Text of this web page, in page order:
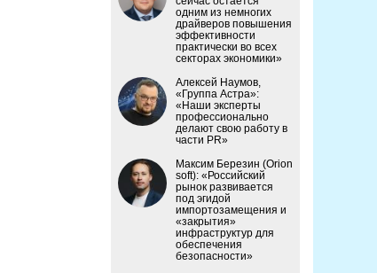
одним из немногих
драйверов повышения
эффективности
практически во всех
секторах экономики»
Алексей Наумов,
«Группа Астра»:
«Наши эксперты
профессионально
делают свою работу в
части PR»
Максим Березин (Orion
soft): «Российский
рынок развивается
под эгидой
импортозамещения и
«закрытия»
инфраструктур для
обеспечения
безопасности»